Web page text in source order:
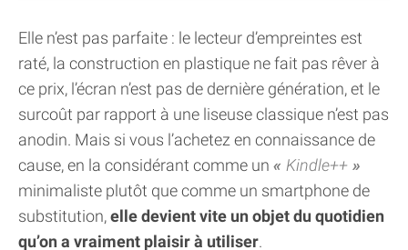
Elle n’est pas parfaite : le lecteur d’empreintes est
raté, la construction en plastique ne fait pas rêver à
ce prix, l’écran n’est pas de dernière génération, et le
surcoût par rapport à une liseuse classique n’est pas
anodin. Mais si vous l’achetez en connaissance de
cause, en la considérant comme un
Kindle++
minimaliste plutôt que comme un smartphone de
substitution,elle devient vite un objet du quotidien
qu’on a vraiment plaisir à utiliser.